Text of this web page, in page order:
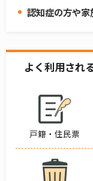
認知症の方や
よく利用され
戸籍・住民票